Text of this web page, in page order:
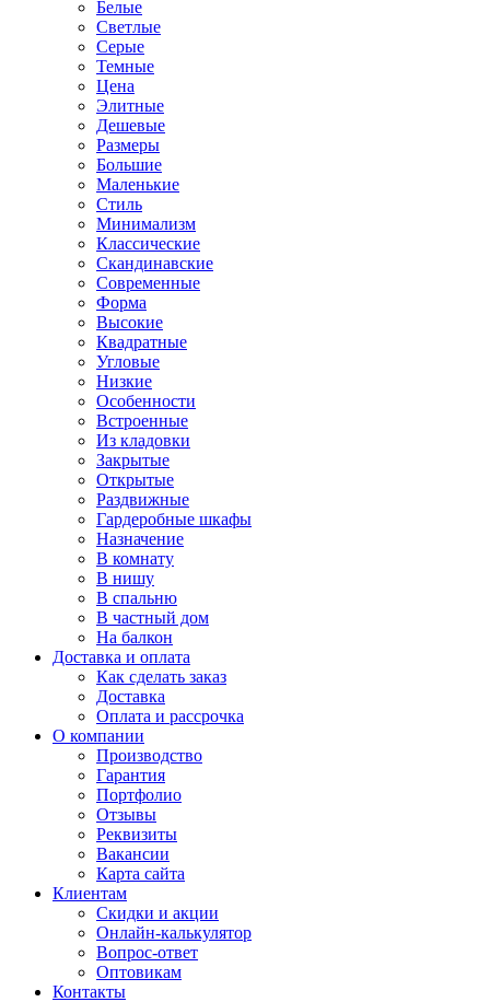
Белые
Светлые
Серые
Темные
Цена
Элитные
Дешевые
Размеры
Большие
Маленькие
Стиль
Минимализм
Классические
Скандинавские
Современные
Форма
Высокие
Квадратные
Угловые
Низкие
Особенности
Встроенные
Из кладовки
Закрытые
Открытые
Раздвижные
Гардеробные шкафы
Назначение
В комнату
В нишу
В спальню
В частный дом
На балкон
Доставка и оплата
Как сделать заказ
Доставка
Оплата и рассрочка
О компании
Производство
Гарантия
Портфолио
Отзывы
Реквизиты
Вакансии
Карта сайта
Клиентам
Скидки и акции
Онлайн-калькулятор
Вопрос-ответ
Оптовикам
Контакты